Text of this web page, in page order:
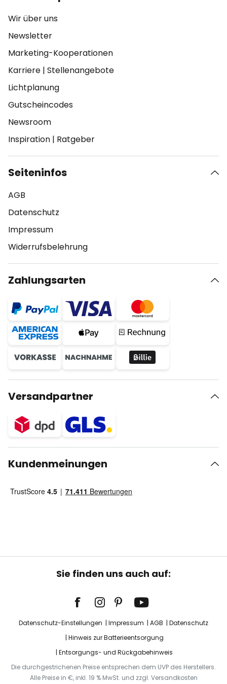
Wir über uns
Newsletter
Marketing-Kooperationen
Karriere | Stellenangebote
Lichtplanung
Gutscheincodes
Newsroom
Inspiration | Ratgeber
Seiteninfos
AGB
Datenschutz
Impressum
Widerrufsbelehrung
Zahlungsarten
Versandpartner
Kundenmeinungen
Sie finden uns auch auf:
Datenschutz-Einstellungen Impressum AGB
Datenschutz
Hinweis zur Batterieentsorgung
Entsorgungs- und Rückgabehinweis
Die durchgestrichenen Preise entsprechen dem UVP des Herstellers.
Alle Preise in €, inkl. 19 % MwSt. und zzgl. Versandkosten